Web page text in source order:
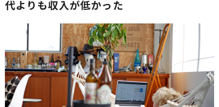
代よりも収入が低かった